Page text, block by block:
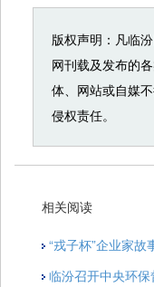
版权声明：凡临
网刊载及发布的
体、网站或自媒
侵权责任。
相关阅读
“戎子杯”企业家
临汾召开中央环保